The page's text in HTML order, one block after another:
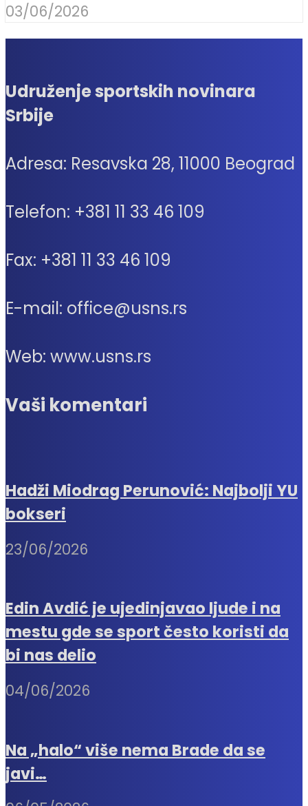
03/06/2026
Udruženje sportskih novinara
Srbije
Adresa: Resavska 28, 11000 Beograd
Telefon: +381 11 33 46 109
Fax: +381 11 33 46 109
E-mail: office@usns.rs
Web: www.usns.rs
Vaši komentari
Hadži Miodrag Perunović: Najbolji YU
bokseri
23/06/2026
Edin Avdić je ujedinjavao ljude i na
mestu gde se sport često koristi da
bi nas delio
04/06/2026
Na „halo“ više nema Brade da se
javi…